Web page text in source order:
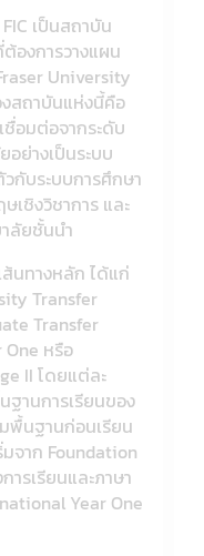
เป็นสถาบัน
องการวางแผน
University
งสถาบันแห่งนี้คือ
อมต่อจากระดับ
ย่างเป็นระบบ
กับระบบการศึกษา
ชิงวิชาการ และ
ลัยชั้นนำ
นทางหลัก ได้แก่
Transfer
Transfer
หรือ
II โดยแต่ละ
านการเรียนของ
พื้นฐานก่อนเรียน
จาก Foundation
รเรียนและภาษา
Year One